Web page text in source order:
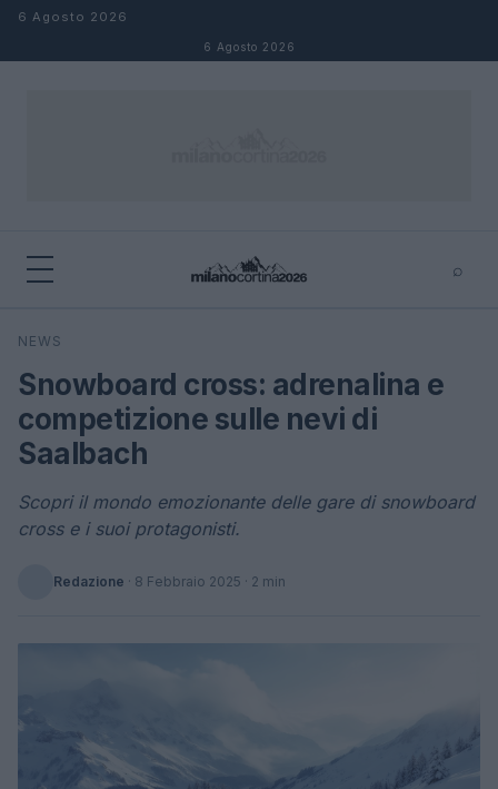
Salta al contenuto
6 Agosto 2026
6 Agosto 2026
⌕
Cerca
NEWS
Snowboard cross: adrenalina e
competizione sulle nevi di
Saalbach
Scopri il mondo emozionante delle gare di snowboard
cross e i suoi protagonisti.
Redazione · 8 Febbraio 2025 · 2 min